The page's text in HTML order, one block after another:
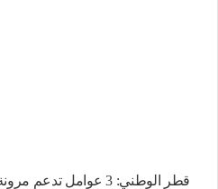
قطر الوطني: 3 عوامل